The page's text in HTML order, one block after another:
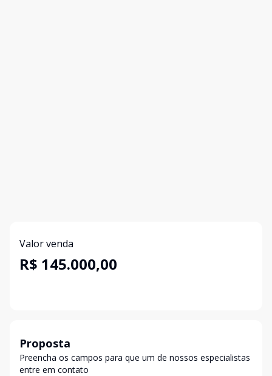
Valor venda
R$ 145.000,00
Proposta
Preencha os campos para que um de nossos especialistas
entre em contato